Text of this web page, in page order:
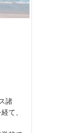
諸
て、